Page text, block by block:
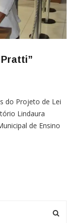
do Projeto de Lei
Lindaura
de Ensino